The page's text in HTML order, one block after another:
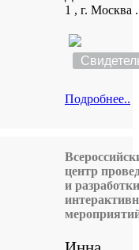
1 , г. Москва .
Подробнее..
центр
и разработки